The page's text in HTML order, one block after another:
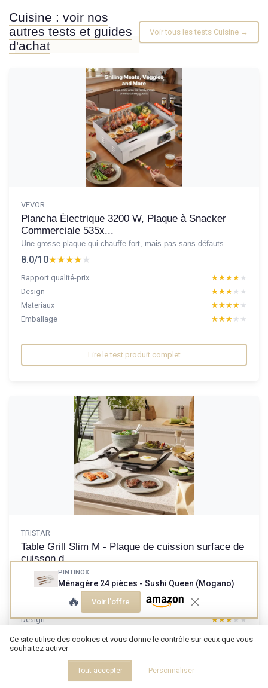
Cuisine : voir nos
autres tests et guides
d'achat
Voir tous les tests Cuisine →
VEVOR
Plancha Électrique 3200 W, Plaque à Snacker
Commerciale 535x...
Une grosse plaque qui chauffe fort, mais pas sans défauts
8.0/10★★★★★
★★★★★
Rapport qualité-prix ★★★★★
★★★★★
Design
★★★★★
★★★★★
Materiaux
★★★★★
★★★★★
Emballage
★★★★★
★★★★★
Lire le test produit complet
TRISTAR
Table Grill Slim M - Plaque de cuission surface de
cuisson d...
La petite plancha qui fait le job pour les petits espaces
7.0/10★★★★★
★★★★★
Rapport qualité-prix
Design
★★★★★
★★★★★
Durabilite
Lire le test produit complet
PINTINOX
Ménagère 24 pièces - Sushi Queen (Mogano)
🔥 Voir l'offre
Ce site utilise des cookies et vous donne le contrôle sur ceux que vous
souhaitez activer
Tout accepter Personnaliser